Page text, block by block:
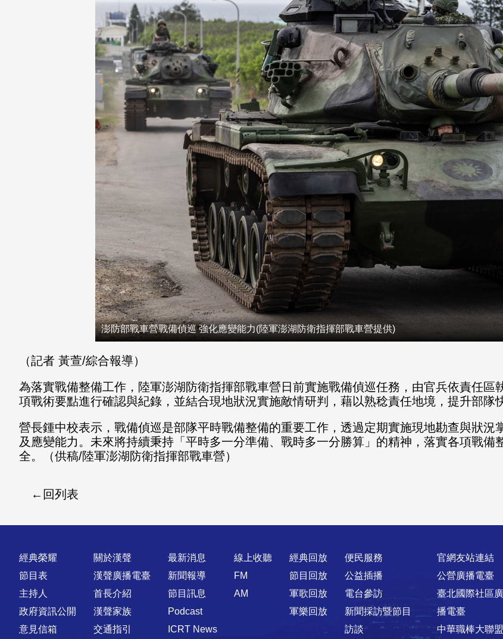
澎防部戰車營戰備偵巡 強化應變能力(陸軍澎湖防衛指揮部戰車營提供)
（記者 黃萱/綜合報導）
為落實戰備整備工作，陸軍澎湖防衛指揮部戰車營日前實施戰備偵巡任務，由官兵依責任
項戰術要點進行確認與紀錄，並結合現地狀況實施敵情研判，藉以熟稔責任地境，提升部隊
營長鍾中校表示，戰備偵巡是部隊平時戰備整備的重要工作，透過定期實施現地勘查與狀
及應變能力。未來將持續秉持「平時多一分準備、戰時多一分勝算」的精神，落實各項戰
全。（供稿/陸軍澎湖防衛指揮部戰車營）
回列表
快速連結
經典榮耀
節目表
主持人
政府資訊公開
意見信箱
關於漢聲
漢聲廣播電臺
首長介紹
漢聲家族
交通指引
最新消息
新聞報導
節目訊息
Podcast
ICRT News
線上收聽
FM
AM
經典回放
節目回放
軍歌回放
軍樂回放
便民服務
公益插播
電台參訪
新聞採訪暨節目
訪談
官網友站連結
公營廣播電臺
臺北國際社區廣
播電臺
中華職棒大聯盟